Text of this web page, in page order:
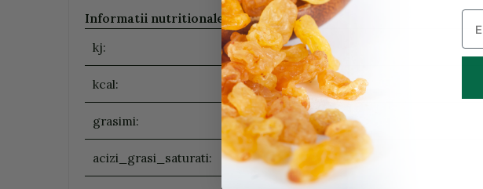
Informatii nutritionale (100g/ ml):
kj:
kcal:
grasimi:
acizi_grasi_saturati: